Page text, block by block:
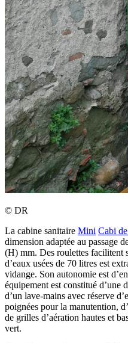
© DR
La cabine sanitaire Mini Cabi
dimension adaptée au passage
(H) mm. Des roulettes facilitent
d’eaux usées de 70 litres est
vidange. Son autonomie est
équipement est constitué d’une
d’un lave-mains avec réserve
poignées pour la manutention,
de grilles d’aération hautes et
vert.